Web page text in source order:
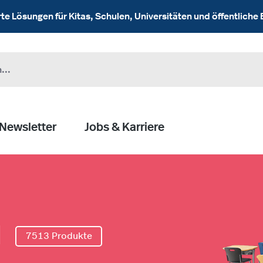
Lösungen für Kitas, Schulen, Universitäten und öffentliche
Newsletter Jobs & Karriere
7513 Produkte